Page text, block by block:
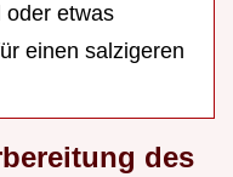
oder etwas
einen salzigeren
des